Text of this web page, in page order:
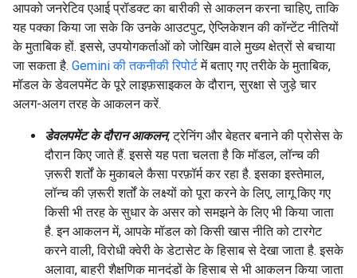
आपको जनरेटिव एआई प्रॉडक्ट का बारीकी से आकलन करना चाहिए, ताकि
यह पक्का किया जा सके कि उनके आउटपुट, ऐप्लिकेशन की कॉन्टेंट नीतियों
के मुताबिक हों. इससे, उपयोगकर्ताओं को जोखिम वाले मुख्य क्षेत्रों से बचाया
जा सकता है. Gemini की तकनीकी रिपोर्टमें बताए गए तरीके के मुताबिक,
मॉडल के डेवलपमेंट के पूरे लाइफ़साइकल के दौरान, सुरक्षा से जुड़े चार
अलग-अलग तरह के आकलन करें.
डेवलपमेंट के दौरान आकलन, ट्रेनिंग और बेहतर बनाने की प्रोसेस के
दौरान किए जाते हैं. इससे यह पता चलता है कि मॉडल, लॉन्च की
ज़रूरी शर्तों के मुकाबले कैसा परफ़ॉर्म कर रहा है. इसका इस्तेमाल,
लॉन्च की ज़रूरी शर्तों के लक्ष्यों को पूरा करने के लिए, लागू किए गए
किसी भी तरह के सुधार के असर को समझने के लिए भी किया जाता
है. इन आकलन में, आपके मॉडल को किसी खास नीति को टारगेट
करने वाली, विरोधी क्वेरी के डेटासेट के हिसाब से देखा जाता है. इसके
अलावा, बाहरी शैक्षणिक मानदंडों के हिसाब से भी आकलन किया जाता